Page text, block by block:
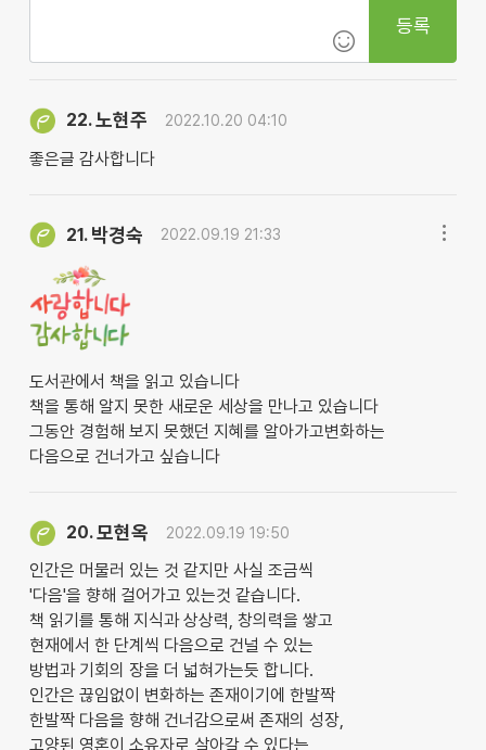
등록
22.노현주 2022.10.20 04:10
좋은글 감사합니다
21. 박경숙 2022.09.19 21:33
도서관에서 책을 읽고 있습니다
책을 통해 알지 못한 새로운 세상을 만나고 있습니다
그동안 경험해 보지 못했던 지혜를 알아가고변화하는
다음으로 건너가고 싶습니다
20.모현옥 2022.09.19 19:50
인간은 머물러 있는 것 같지만 사실 조금씩
'다음'을 향해 걸어가고 있는것 같습니다.
책 읽기를 통해 지식과 상상력, 창의력을 쌓고
현재에서 한 단계씩 다음으로 건널 수 있는
방법과 기회의 장을 더 넓혀가는듯 합니다.
인간은 끊임없이 변화하는 존재이기에 한발짝
한발짝 다음을 향해 건너감으로써 존재의 성장,
고양된 영혼이 소유자로 살아갈 수 있다는